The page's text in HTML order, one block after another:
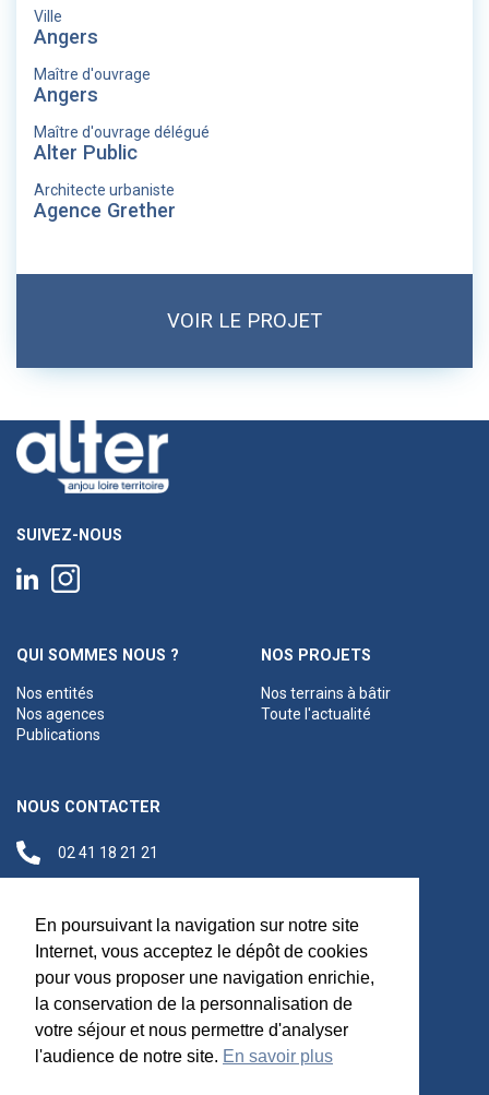
En poursuivant la navigation sur notre site
Internet, vous acceptez le dépôt de cookies
pour vous proposer une navigation enrichie,
la conservation de la personnalisation de
votre séjour et nous permettre d'analyser
l'audience de notre site. En savoir plus
Ville
Angers
Maître d'ouvrage
Angers
Maître d'ouvrage délégué
Alter Public
Architecte urbaniste
Agence Grether
VOIR LE PROJET
SUIVEZ-NOUS
QUI SOMMES NOUS ?
Nos entités
Nos agences
Publications
NOS PROJETS
Nos terrains à bâtir
Toute l'actualité
NOUS CONTACTER
02 41 18 21 21
Siège social
Maréchal Foch,
49100 Angers